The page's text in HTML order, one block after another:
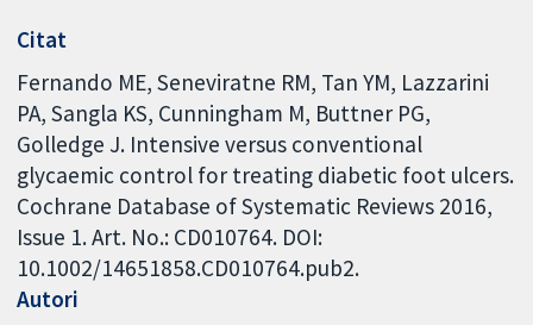
Citat
Fernando ME, Seneviratne RM, Tan YM, Lazzarini
PA, Sangla KS, Cunningham M, Buttner PG,
Golledge J. Intensive versus conventional
glycaemic control for treating diabetic foot ulcers.
Cochrane Database of Systematic Reviews 2016,
Issue 1. Art. No.: CD010764. DOI:
10.1002/14651858.CD010764.pub2.
Autori